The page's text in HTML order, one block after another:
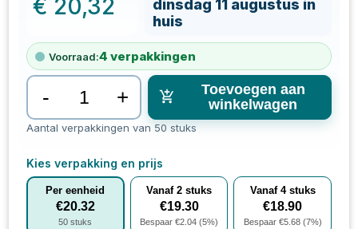
€ 20,32
dinsdag 11 augustus in
huis
Voorraad:4 verpakkingen
- +
Toevoegen aan
winkelwagen
Aantal verpakkingen van 50 stuks
Kies verpakking en prijs
Per eenheid
€20.32
50 stuks
Vanaf 2 stuks
€19.30
Bespaar €2.04 (5%)
Vanaf 4stuks
€18.90
Bespaar €5.68(7%)